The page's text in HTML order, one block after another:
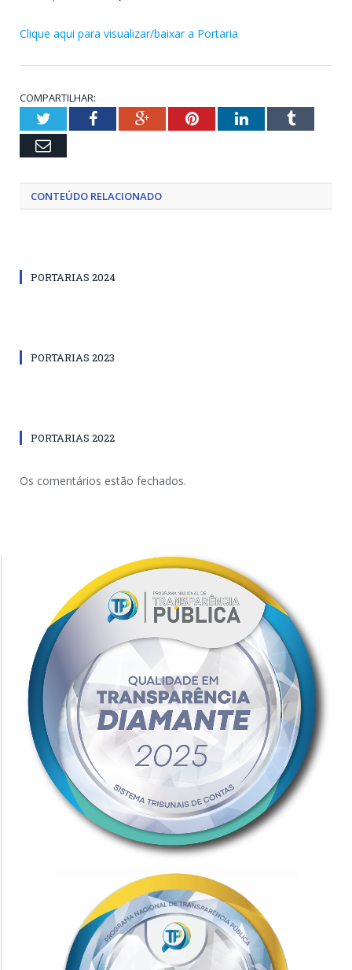
Clique aqui para visualizar/baixar a Portaria
COMPARTILHAR:
TwitterFacebookGoogle+PinterestLinkedInTumblr
Email
CONTEÚDO RELACIONADO
PORTARIAS 2024
PORTARIAS 2023
PORTARIAS 2022
Os comentários estão fechados.